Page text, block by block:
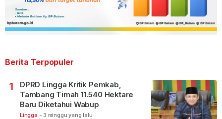
Berita Terpopuler
1
DPRD Lingga Kritik Pemkab,
Tambang Timah 11.540 Hektare
Baru Diketahui Wabup
Lingga - 3 minggu yang lalu